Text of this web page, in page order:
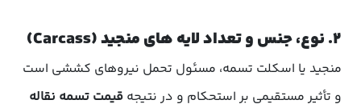
۲. نوع، جنس و تعداد لایه های منجید (Carcass)
منجید یا اسکلت تسمه، مسئول تحمل نیروهای کششی است
و تأثیر مستقیمی بر استحکام و در نتیجه قیمت تسمه نقاله